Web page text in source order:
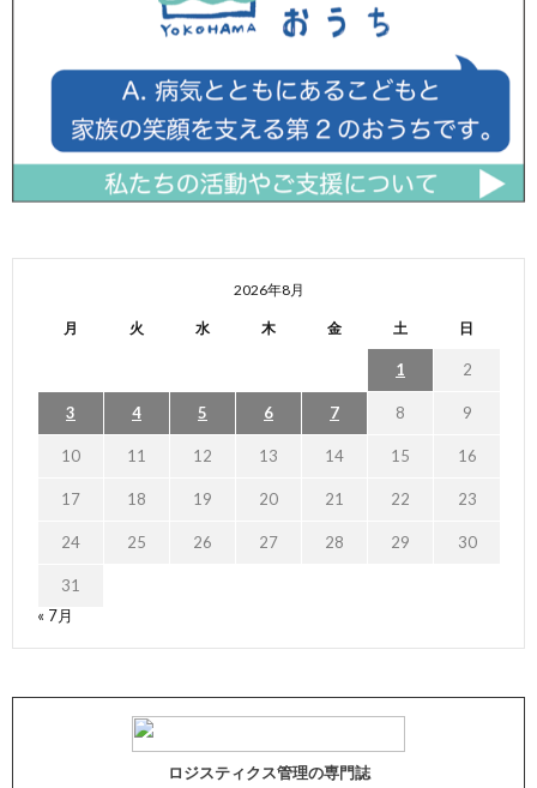
2026年8月
月 火 水 木 金 土 日
1 2
3 4 5 6 7 8 9
10 11 12 13 14 15 16
17 18 19 20 21 22 23
24 25 26 27 28 29 30
31
« 7月
ロジスティクス管理の専門誌